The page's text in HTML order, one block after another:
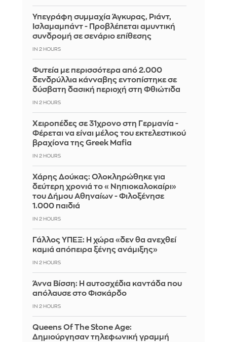
Υπεγράφη συμμαχία Άγκυρας, Ριάντ,
Ισλαμαμπάντ - Προβλέπεται αμυντική
συνδρομή σε σενάριο επίθεσης
IN 2 HOURS
Φυτεία με περισσότερα από 2.000
δενδρύλλια κάνναβης εντοπίστηκε σε
δύσβατη δασική περιοχή στη Φθιώτιδα
IN 2 HOURS
Χειροπέδες σε 31χρονο στη Γερμανία -
Φέρεται να είναι μέλος του εκτελεστικού
βραχίονα της Greek Mafia
IN 2 HOURS
Χάρης Δούκας: Ολοκληρώθηκε για
δεύτερη χρονιά το «Νηπιοκαλοκαίρι»
του Δήμου Αθηναίων - Φιλοξένησε
1.000 παιδιά
IN 2 HOURS
Γάλλος ΥΠΕΞ: Η χώρα «δεν θα ανεχθεί
καμιά απόπειρα ξένης ανάμιξης»
IN 2 HOURS
Άννα Βίσση: Η αυτοσχέδια καντάδα που
απόλαυσε στο Φισκάρδο
IN 2 HOURS
Queens Of The Stone Age:
Δημιούργησαν τηλεφωνική γραμμή